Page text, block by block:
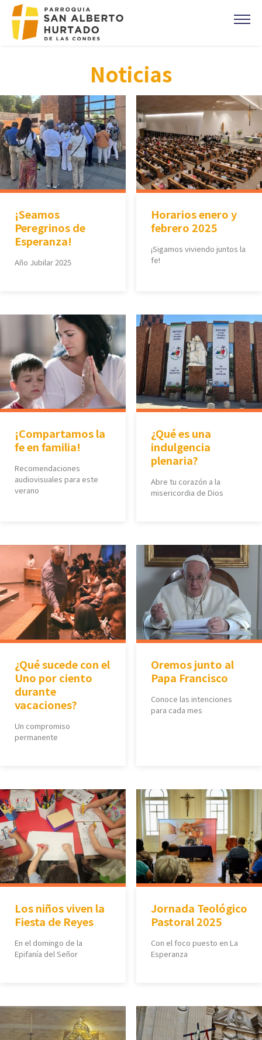
Click acá para ir directamente al contenido
EVANGELIO DEL DIA
PREVENCIÓN DE ABUSOS
Parroquia Padre Alberto Hurtado
CAMPAÑA 1%
CORONAS DE CARIDAD
Noticias
¡Seamos
Peregrinos de
Esperanza!
Año Jubilar 2025
Horarios enero y
febrero 2025
¡Sigamos viviendo juntos la
fe!
¡Compartamos la
fe en familia!
Recomendaciones
audiovisuales para este
verano
¿Qué es una
indulgencia
plenaria?
Abre tu corazón a la
misericordia de Dios
¿Qué sucede con el
Uno por ciento
durante
vacaciones?
Un compromiso
permanente
Oremos junto al
Papa Francisco
Conoce las intenciones
para cada mes
Los niños viven la
Fiesta de Reyes
En el domingo de la
Epifanía del Señor
Jornada Teológico
Pastoral 2025
Con el foco puesto en La
Esperanza